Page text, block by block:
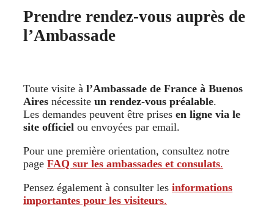
Prendre rendez-vous auprès de
l’Ambassade
Toute visite à l’Ambassade de France à Buenos
Aires nécessite un rendez-vous préalable.
Les demandes peuvent être prises en ligne via le
site officiel ou envoyées par email.
Pour une première orientation, consultez notre
page FAQ sur les ambassades et consulats.
Pensez également à consulter les informations
importantes pour les visiteurs.